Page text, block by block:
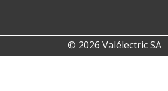
© 2026 Valélectric SA